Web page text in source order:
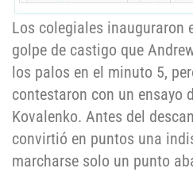
Los colegiales inauguraron
golpe de castigo que
los palos en el minuto 5,
contestaron con un ensayo
Kovalenko. Antes del
convirtió en puntos una
marcharse solo un punto